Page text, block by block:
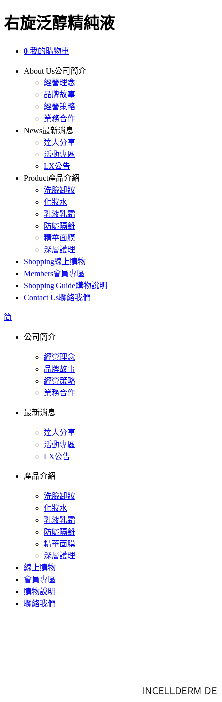
右旋泛醇精純液
0 我的購物車
About Us公司簡介
經營理念
品牌故事
經營策略
業務合作
News最新消息
達人分享
活動專區
LX公告
Product產品介紹
洗臉卸妝
化妝水
乳液乳霜
防曬隔離
精華面膜
深層護理
Shopping線上購物
Members會員專區
Shopping Guide購物說明
Contact Us聯絡我們
简
公司簡介
經營理念
品牌故事
經營策略
業務合作
最新消息
達人分享
活動專區
LX公告
產品介紹
洗臉卸妝
化妝水
乳液乳霜
防曬隔離
精華面膜
深層護理
線上購物
會員專區
購物說明
聯絡我們